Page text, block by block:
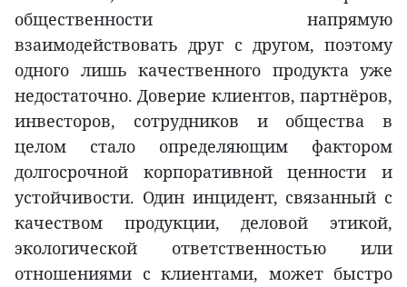
общественности напрямую
взаимодействовать друг с другом, поэтому
одного лишь качественного продукта уже
недостаточно. Доверие клиентов, партнёров,
инвесторов, сотрудников и общества в
целом стало определяющим фактором
долгосрочной корпоративной ценности и
устойчивости. Один инцидент, связанный с
качеством продукции, деловой этикой,
экологической ответственностью или
отношениями с клиентами, может быстро